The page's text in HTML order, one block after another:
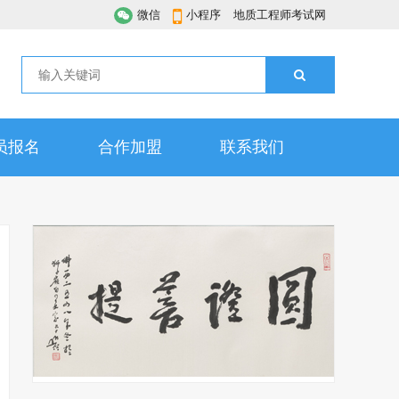
微信 小程序 地质工程师考试网
报名 合作加盟 联系我们